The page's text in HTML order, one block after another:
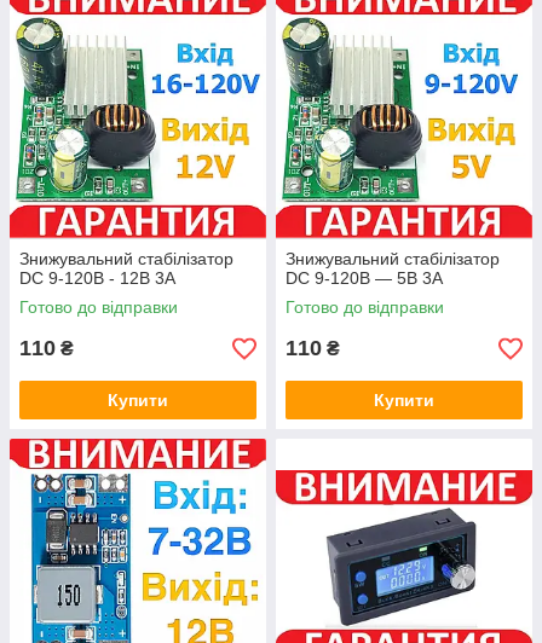
Знижувальний стабілізатор
DC 9-120В - 12В 3А
Готово до відправки
110 ₴
Купити
Знижувальний стабілізатор
DC 9-120В — 5В 3А
Готово до відправки
110 ₴
Купити